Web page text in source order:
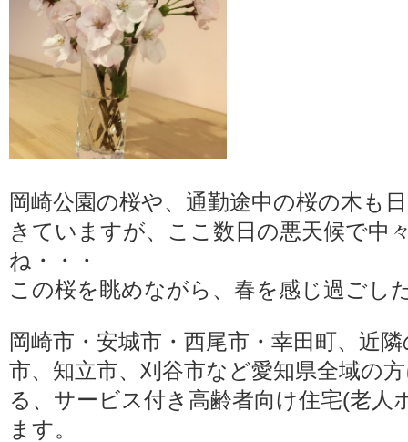
岡崎公園の桜や、通勤途中の桜の木も
きていますが、ここ数日の悪天候で中
ね・・・
この桜を眺めながら、春を感じ過ごし
岡崎市・安城市・西尾市・幸田町、近
市、知立市、刈谷市など愛知県全域の
る、サービス付き高齢者向け住宅(老人
ます。